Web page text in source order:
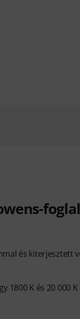
és kiterjesztett
K és 20 000 K